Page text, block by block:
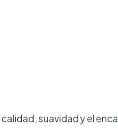
suavidad y el